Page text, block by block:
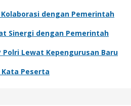
Kolaborasi dengan Pemerintah
Sinergi dengan Pemerintah
Polri Lewat Kepengurusan Baru
Kata Peserta